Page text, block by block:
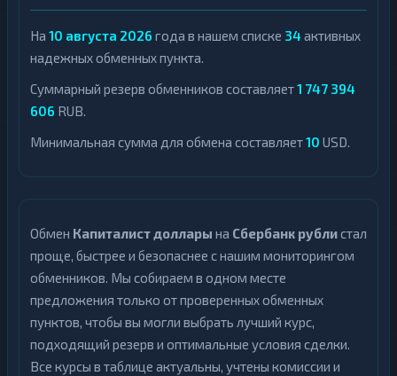
На 10 августа 2026 года в нашем списке 34активных
надежных обменных пункта.
Суммарный резерв обменников составляет1 747 394
606 RUB.
Минимальная сумма для обмена составляет10 USD.
Обмен Капиталист доллары на Сбербанк рублистал
проще, быстрее и безопаснее с нашим мониторингом
обменников. Мы собираем в одном месте
предложения только от проверенных обменных
пунктов, чтобы вы могли выбрать лучший курс,
подходящий резерв и оптимальные условия сделки.
Все курсы в таблице актуальны, учтены комиссии и